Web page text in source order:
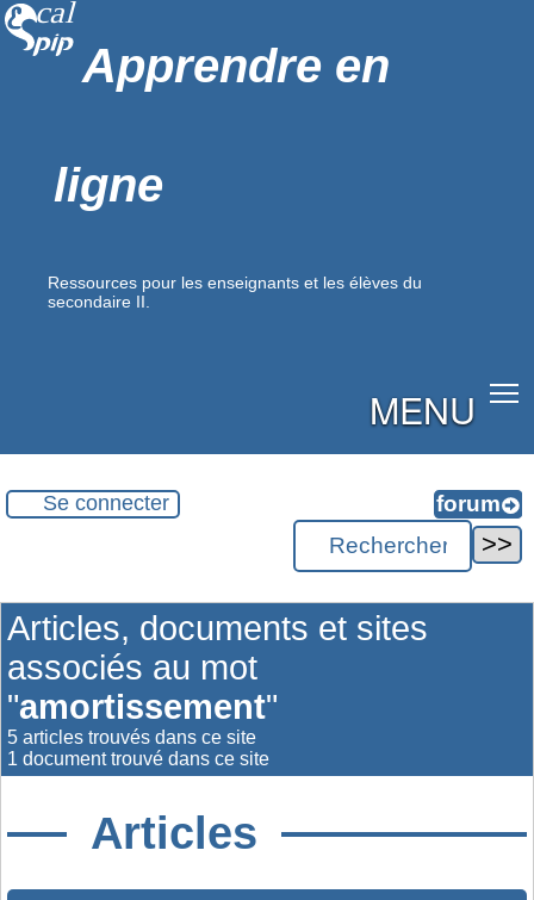
Apprendre en
ligne
Ressources pour les enseignants et les élèves du
secondaire II.
MENU
Se connecter
Articles, documents et sites
associés au mot
"amortissement"
5 articles trouvés dans ce site
1 document trouvé dans ce site
Articles